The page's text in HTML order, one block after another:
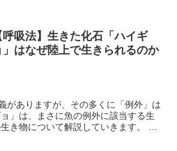
呼吸法】生きた化石「ハイギ
」はなぜ陸上で生きられるのか
がありますが、その多くに「例外」は